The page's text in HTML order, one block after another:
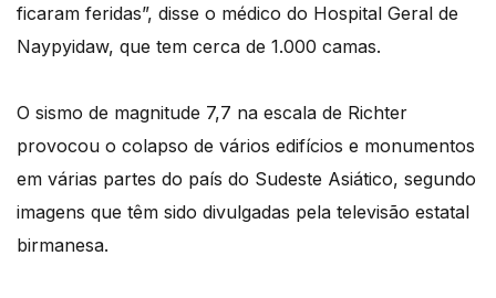
ficaram feridas”, disse o médico do Hospital Geral de
Naypyidaw, que tem cerca de 1.000 camas.
O sismo de magnitude 7,7 na escala de Richter
provocou o colapso de vários edifícios e monumentos
em várias partes do país do Sudeste Asiático, segundo
imagens que têm sido divulgadas pela televisão estatal
birmanesa.